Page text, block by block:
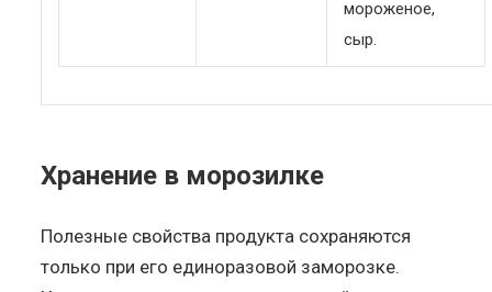
мороженое,
сыр.
Хранение в морозилке
Полезные свойства продукта сохраняются
только при его единоразовой заморозке.